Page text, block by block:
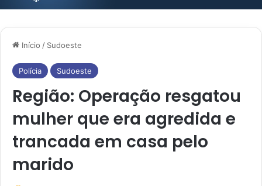
Início / Sudoeste
Polícia Sudoeste
Região: Operação resgatou
mulher que era agredida e
trancada em casa pelo
marido